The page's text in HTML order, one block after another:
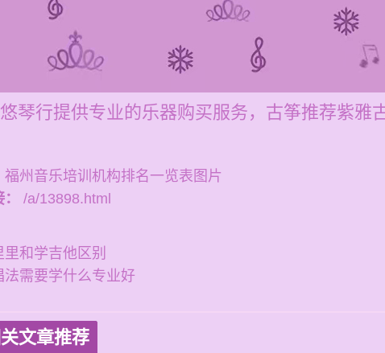
琴行提供专业的乐器购买服务，古筝推荐紫雅
福州音乐培训机构排名一览表图片
/a/13898.html
里和学吉他区别
法需要学什么专业好
文章推荐